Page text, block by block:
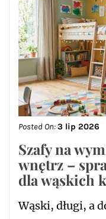
Posted On:3 lip 2026
Szafy na
wnętrz –
dla wąskich
Wąski, długi, a